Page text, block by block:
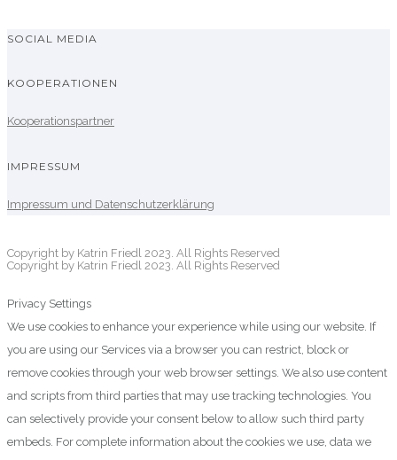
SOCIAL MEDIA
KOOPERATIONEN
Kooperationspartner
IMPRESSUM
Impressum und Datenschutzerklärung
Copyright by Katrin Friedl 2023. All Rights Reserved
Copyright by Katrin Friedl 2023. All Rights Reserved
Privacy Settings
We use cookies to enhance your experience while using our website. If
you are using our Services via a browser you can restrict, block or
remove cookies through your web browser settings. We also use content
and scripts from third parties that may use tracking technologies. You
can selectively provide your consent below to allow such third party
embeds. For complete information about the cookies we use, data we